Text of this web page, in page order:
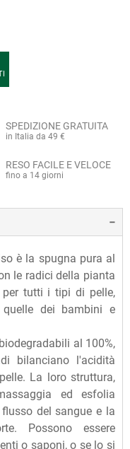
SPEDIZIONE GRATUITA
in Italia da 49 €
RESO FACILE E VELOCE
fino a 14 giorni
è la spugna pura al
le radici della pianta
per tutti i tipi di pelle,
dei bambini e
al 100%,
bilanciano l'acidità
La loro struttura,
ed esfolia
del sangue e la
Possono essere
o saponi, o se lo si